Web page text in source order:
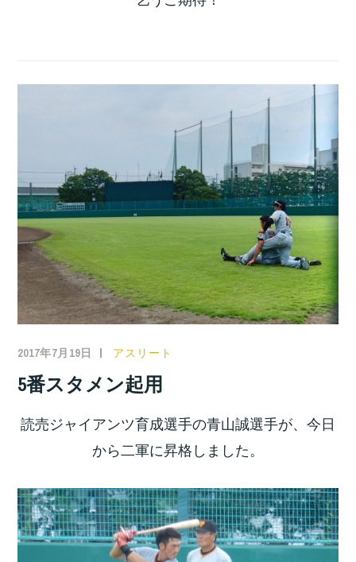
2017年7月19日 アスリート
5番スタメン起用
読売ジャイアンツ育成選手の青山誠選手が、今日
から二軍に昇格しました。